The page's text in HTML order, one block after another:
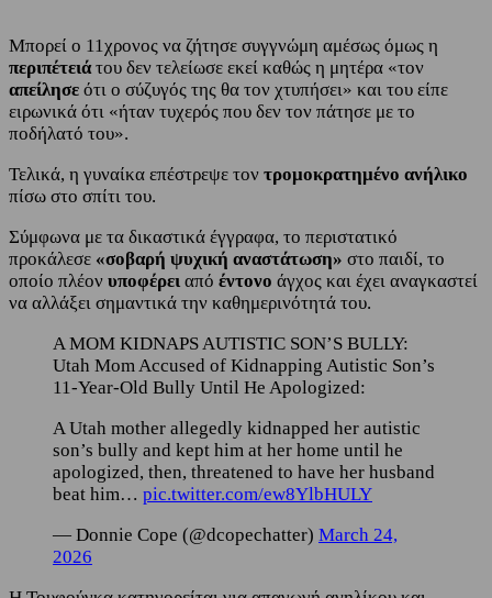
Μπορεί ο 11χρονος να ζήτησε συγγνώμη αμέσως όμως η
περιπέτειάτου δεν τελείωσε εκεί καθώς η μητέρα «τον
απείλησε ότι ο σύζυγός της θα τον χτυπήσει» και του είπε
ειρωνικά ότι «ήταν τυχερός που δεν τον πάτησε με το
ποδήλατό του».
Τελικά, η γυναίκα επέστρεψε τον τρομοκρατημένο ανήλικο
πίσω στο σπίτι του.
Σύμφωνα με τα δικαστικά έγγραφα, το περιστατικό
προκάλεσε «σοβαρή ψυχική αναστάτωση» στο παιδί, το
οποίο πλέον υποφέρει από έντονο άγχος και έχει αναγκαστεί
να αλλάξει σημαντικά την καθημερινότητά του.
A MOM KIDNAPS AUTISTIC SON’S BULLY:
Utah Mom Accused of Kidnapping Autistic Son’s
11-Year-Old Bully Until He Apologized:
A Utah mother allegedly kidnapped her autistic
son’s bully and kept him at her home until he
apologized, then, threatened to have her husband
beat him… pic.twitter.com/ew8YlbHULY
— Donnie Cope (@dcopechatter) March 24,
2026